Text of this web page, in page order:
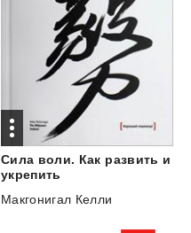
Сила воли. Как развить и
укрепить
Макгонигал Келли